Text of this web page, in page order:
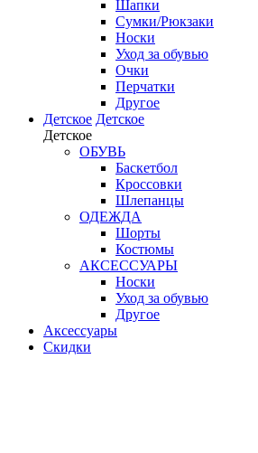
Шапки
Сумки/Рюкзаки
Носки
Уход за обувью
Очки
Перчатки
Другое
Детское Детское
Детское
ОБУВЬ
Баскетбол
Кроссовки
Шлепанцы
ОДЕЖДА
Шорты
Костюмы
АКСЕССУАРЫ
Носки
Уход за обувью
Другое
Аксессуары
Скидки